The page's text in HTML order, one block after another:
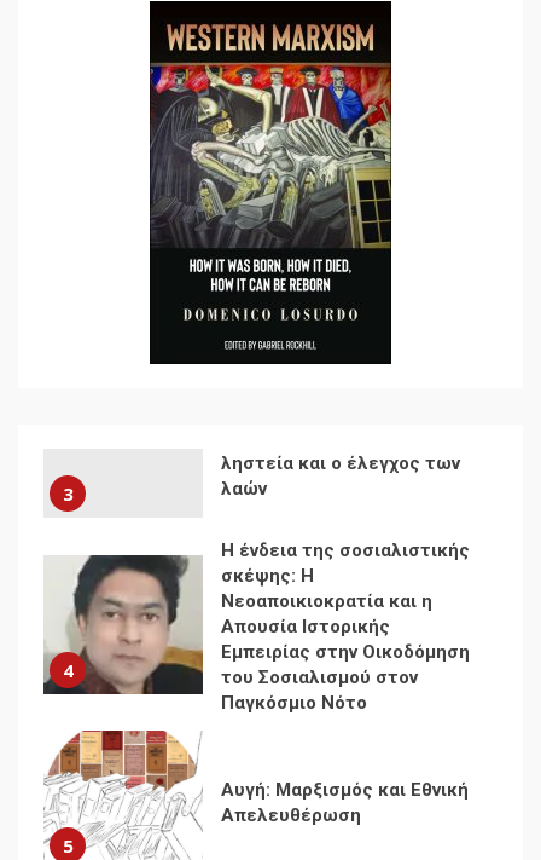
Ενότητα της
αντιιμπεριαλιστικής,
κομμουνιστικής και
ριζοσπαστικής, Αριστεράς
και ανασυγκρότηση του
Κομμουνιστικού Κινήματος
Για την απόφαση του 4ου
Συνεδρίου του Αριστερού
Ρεύματος
3
ληστεία και ο έλεγχος των
λαών
4
Η ένδεια της σοσιαλιστικής
σκέψης: Η
Νεοαποικιοκρατία και η
Απουσία Ιστορικής
Εμπειρίας στην Οικοδόμηση
του Σοσιαλισμού στον
Παγκόσμιο Νότο
5
Αυγή: Μαρξισμός και Εθνική
Απελευθέρωση